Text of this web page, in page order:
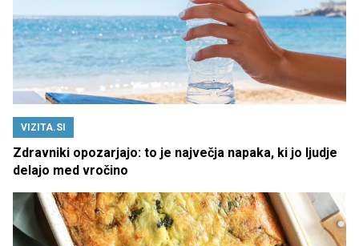
VIZITA.SI
Zdravniki opozarjajo: to je največja napaka, ki jo ljudje
delajo med vročino